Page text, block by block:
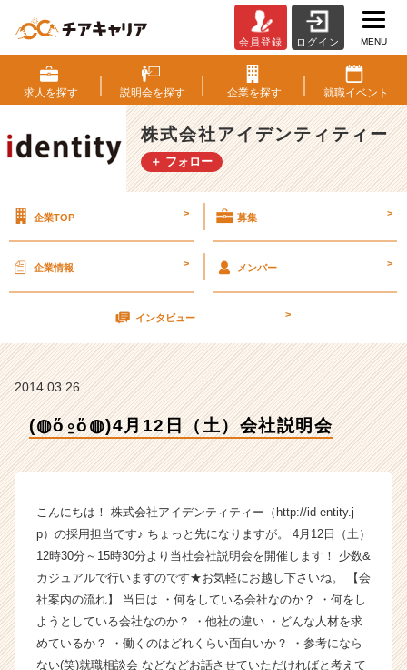
ὅ
⍛
ὅ
◍)
4
月
（土）
説
明
ア
デ
テ
ィ
ィ
ー
の
タ
イ
ム
会員登録 ログイン MENU
求人を探す 説明会を探す 企業を探す 就職イベント
株式会社アイデンティティー
＋ フォロー
企業TOP > 募集 >
企業情報 > メンバー >
インタビュー >
2014.03.26
(◍ὅ⍛ὅ◍)4月12日（土）会社説明会
こんにちは！ 株式会社アイデンティティー（http://id-entity.j
p）の採用担当です♪ ちょっと先になりますが。 4月12日（土）
12時30分～15時30分より当社会社説明会を開催します！ 少数&
カジュアルで行いますのです★お気軽にお越し下さいね。 【会
社案内の流れ】 当日は ・何をしている会社なのか？ ・何をし
ようとしている会社なのか？ ・他社の違い ・どんな人材を求
めているか？ ・働くのはどれくらい面白いか？ ・参考になら
ない(笑)就職相談会 などなどお話させていただければと考えて